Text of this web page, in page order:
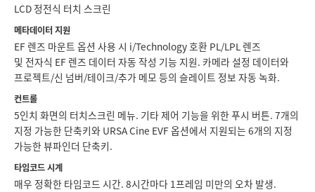
LCD 정전식 터치 스크린
메타데이터 지원
EF 렌즈 마운트 옵션 사용 시 i/Technology 호환 PL/LPL 렌즈
및 전자식 EF 렌즈 데이터 자동 작성 기능 지원. 카메라 설정 데이터와
프로젝트/신 넘버/테이크/추가 메모 등의 슬레이트 정보 자동 녹화.
컨트롤
5인치 화면의 터치스크린 메뉴. 기타 제어 기능을 위한 푸시 버튼. 7개의
지정 가능한 단축키와 URSA Cine EVF 옵션에서 지원되는 6개의 지정
가능한 뷰파인더 단축키.
타임코드 시계
매우 정확한 타임코드 시간. 8시간마다 1프레임 미만의 오차 발생.